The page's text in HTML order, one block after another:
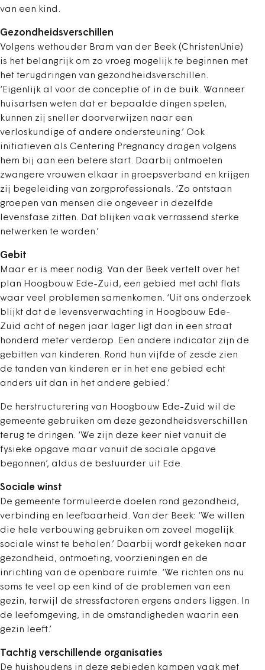
van een kind.
Gezondheidsverschillen
Volgens wethouder Bram van der Beek (ChristenUnie)
is het belangrijk om zo vroeg mogelijk te beginnen met
het terugdringen van gezondheidsverschillen.
‘Eigenlijk al voor de conceptie of in de buik. Wanneer
huisartsen weten dat er bepaalde dingen spelen,
kunnen zij sneller doorverwijzen naar een
verloskundige of andere ondersteuning.’ Ook
initiatieven als Centering Pregnancy dragen volgens
hem bij aan een betere start. Daarbij ontmoeten
zwangere vrouwen elkaar in groepsverband en krijgen
zij begeleiding van zorgprofessionals. ‘Zo ontstaan
groepen van mensen die ongeveer in dezelfde
levensfase zitten. Dat blijken vaak verrassend sterke
netwerken te worden.’
Gebit
Maar er is meer nodig. Van der Beek vertelt over het
plan Hoogbouw Ede-Zuid, een gebied met acht flats
waar veel problemen samenkomen. ‘Uit ons onderzoek
blijkt dat de levensverwachting in Hoogbouw Ede-
Zuid acht of negen jaar lager ligt dan in een straat
honderd meter verderop. Een andere indicator zijn de
gebitten van kinderen. Rond hun vijfde of zesde zien
de tanden van kinderen er in het ene gebied echt
anders uit dan in het andere gebied.’
De herstructurering van Hoogbouw Ede-Zuid wil de
gemeente gebruiken om deze gezondheidsverschillen
terug te dringen. ‘We zijn deze keer niet vanuit de
fysieke opgave maar vanuit de sociale opgave
begonnen’, aldus de bestuurder uit Ede.
Sociale winst
De gemeente formuleerde doelen rond gezondheid,
verbinding en leefbaarheid. Van der Beek: ‘We willen
die hele verbouwing gebruiken om zoveel mogelijk
sociale winst te behalen.’ Daarbij wordt gekeken naar
gezondheid, ontmoeting, voorzieningen en de
inrichting van de openbare ruimte. ‘We richten ons nu
soms te veel op een kind of de problemen van een
gezin, terwijl de stressfactoren ergens anders liggen. In
de leefomgeving, in de omstandigheden waarin een
gezin leeft.’
Tachtig verschillende organisaties
De huishoudens in deze gebieden kampen vaak met